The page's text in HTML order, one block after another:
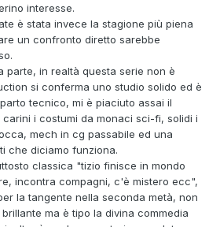
interesse.
è stata invece la stagione più piena
un confronto diretto sarebbe
parte, in realtà questa serie non è
si conferma uno studio solido ed è
tecnico, mi è piaciuto assai il
i costumi da monaci sci-fi, solidi i
mech in cg passabile ed una
che diciamo funziona.
classica "tizio finisce in mondo
incontra compagni, c'è mistero ecc",
la tangente nella seconda metà, non
ma è tipo la divina commedia